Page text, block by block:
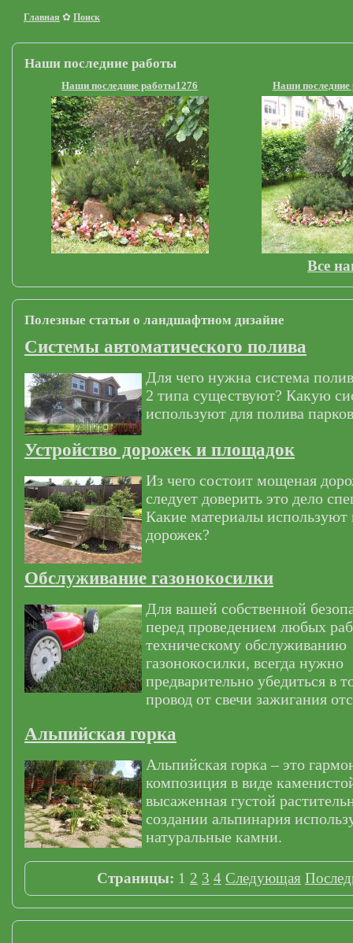
Главная ✿ Поиск
Наши последние работы
Наши последние работы1276 Наши последние
Все
Полезные статьи о ландшафтном дизайне
Системы автоматического полива
Для чего нужна система
2 типа существуют? Какую
используют для полива
Устройство дорожек и площадок
Из чего состоит мощеная
следует доверить это дело
Какие материалы
дорожек?
Обслуживание газонокосилки
Для вашей собственной
перед проведением любых
техническому обслуживанию
газонокосилки, всегда нужно
предварительно убедиться в
провод от свечи зажигания
Альпийская горка
Альпийская горка – это
композиция в виде
высаженная густой
создании альпинария
натуральные камни.
Страницы: 1 2 3 4 Следующая